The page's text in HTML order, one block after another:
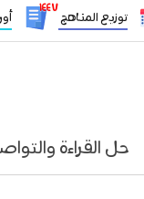
توزيع المناهج
١٤٤٧
حل القراءة